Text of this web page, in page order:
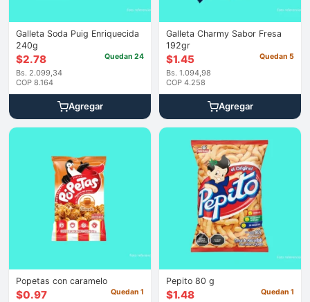
Galleta Soda Puig Enriquecida
240g
$2.78
Bs. 2.099,34
COP 8.164
Quedan 24
Agregar
Galleta Charmy Sabor Fresa
192gr
$1.45
Bs. 1.094,98
COP 4.258
Quedan 5
Agregar
Popetas con caramelo
$0.97 Quedan 1
Pepito 80 g
$1.48 Quedan 1